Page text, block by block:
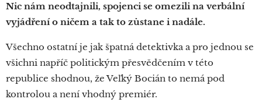
Nic nám neodtajnili, spojenci se omezili na verbální
vyjádření o ničem a tak to zůstane i nadále.
Všechno ostatní je jak špatná detektivka a pro jednou se
všichni napříč politickým přesvědčením v této
republice shodnou, že Veľký Bocián to nemá pod
kontrolou a není vhodný premiér.